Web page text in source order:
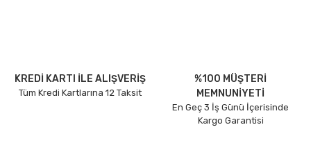
KREDİ KARTI İLE ALIŞVERİŞ
Tüm Kredi Kartlarına 12 Taksit
%100 MÜŞTERİ
MEMNUNİYETİ
En Geç 3 İş Günü İçerisinde
Kargo Garantisi